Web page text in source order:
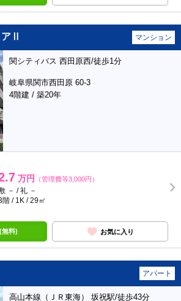
Ⅱ マンション
関シティバス 西田原西/徒歩1分
岐阜県関市西田原 60-3
4階建 / 築20年
万円 （管理費等3,000円）
－ / 礼 －
階 / 1K / 29㎡
無料) お気に入り
アパート
高山本線（ＪＲ東海） 坂祝駅/徒歩43分